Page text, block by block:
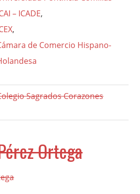
– ICADE,
,
de Comercio Hispano-
Sagrados Corazones
Ortega